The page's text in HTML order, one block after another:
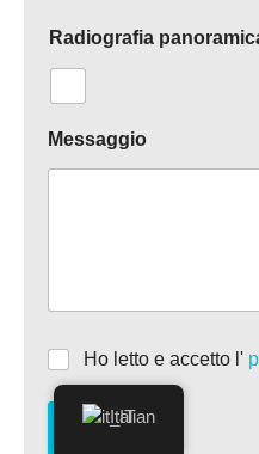
Radiografia
Messaggio
Ho letto e accetto l'
Invia
Italian